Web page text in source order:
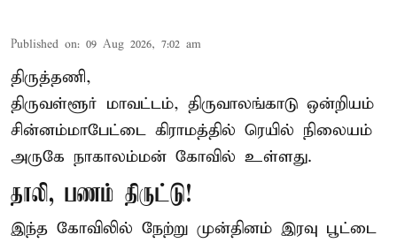
Published on: 09 Aug 2026, 7:02 am
திருத்தணி,
திருவள்ளூர் மாவட்டம், திருவாலங்காடு ஒன்றியம்
சின்னம்மாபேட்டை கிராமத்தில் ரெயில் நிலையம்
அருகே நாகாலம்மன் கோவில் உள்ளது.
தாலி, பணம் திருட்டு!
இந்த கோவிலில் நேற்று முன்தினம் இரவு பூட்டை